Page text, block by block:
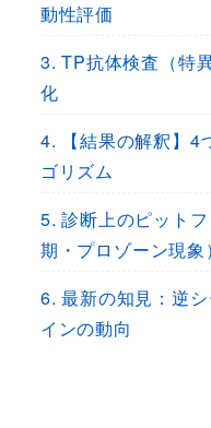
動性評価
3. TP抗体検査（特
化
4. 【結果の解釈】4
ゴリズム
5. 診断上のピット
期・プロゾーン現象）
6. 最新の知見：逆
インの動向